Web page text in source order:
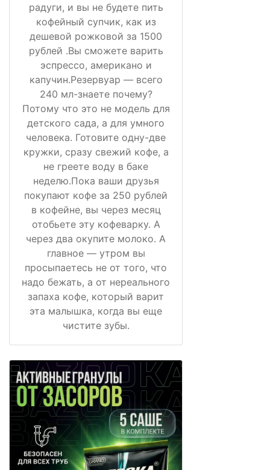
радуги, и вы не будете пить
кофейный супчик, как из
дешевой рожковой за 1500
рублей .Вы сможете варить
эспрессо, американо и
капучин.Резервуар — всего
240 мл-знаете почему?
Потому что это не модель для
детского сада, а для умного
человека. Готовите одну-две
кружки, сразу свежий кофе, а
не греете воду в баке
неделю.Пока ваши друзья
покупают кофе за 250 рублей
в кофейне, вы через месяц
отобьете эту кофеварку. А
через два окупите молоко. А
главное — утром вы
просыпаетесь не от того, что
надо бежать, а от нереального
запаха кофе, который варит
эта малышка, когда вы еще
чистите зубы.